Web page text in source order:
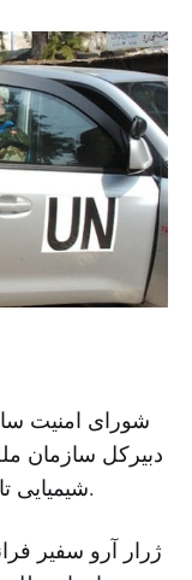
شورای امنیت
دبیرکل سازمان
شیمیایی تا نیمه سال میلادی آتی به توافق رسید.
ژرار آرو سفیر